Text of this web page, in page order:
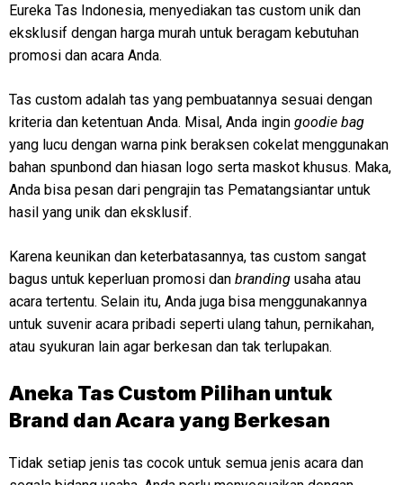
Eureka Tas Indonesia, menyediakan tas custom unik dan
eksklusif dengan harga murah untuk beragam kebutuhan
promosi dan acara Anda.
Tas custom adalah tas yang pembuatannya sesuai dengan
kriteria dan ketentuan Anda. Misal, Anda ingin goodie bag
yang lucu dengan warna pink beraksen cokelat menggunakan
bahan spunbond dan hiasan logo serta maskot khusus. Maka,
Anda bisa pesan dari pengrajin tas Pematangsiantar untuk
hasil yang unik dan eksklusif.
Karena keunikan dan keterbatasannya, tas custom sangat
bagus untuk keperluan promosi dan branding usaha atau
acara tertentu. Selain itu, Anda juga bisa menggunakannya
untuk suvenir acara pribadi seperti ulang tahun, pernikahan,
atau syukuran lain agar berkesan dan tak terlupakan.
Aneka Tas Custom Pilihan untuk
Brand dan Acara yang Berkesan
Tidak setiap jenis tas cocok untuk semua jenis acara dan